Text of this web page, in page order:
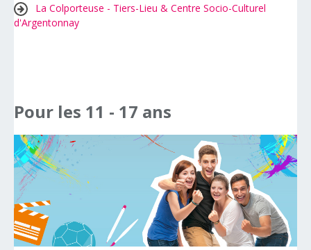
La Colporteuse - Tiers-Lieu & Centre Socio-Culturel
d'Argentonnay
Pour les 11 - 17 ans